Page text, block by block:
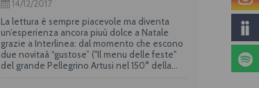
14/12/2017
La lettura è sempre piacevole ma diventa
un’esperienza ancora piuù dolce a Natale
grazie a Interlinea: dal momento che escono
due novitaà “gustose” ("Il menu delle feste"
del grande Pellegrino Artusi nel 150° della